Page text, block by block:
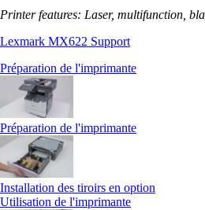
Printer features: Laser, multifunction,
Lexmark MX622 Support
Préparation de l'imprimante
Préparation de l'imprimante
Installation des tiroirs en option
Utilisation de l'imprimante